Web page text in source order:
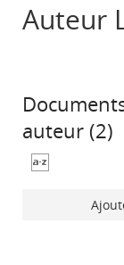
Auteur
auteur (2)